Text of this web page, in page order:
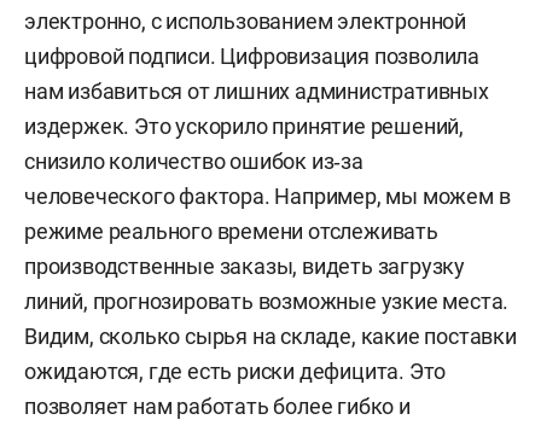
электронно, с использованием электронной
цифровой подписи. Цифровизация позволила
нам избавиться от лишних административных
издержек. Это ускорило принятие решений,
снизило количество ошибок из‑за
человеческого фактора. Например, мы можем в
режиме реального времени отслеживать
производственные заказы, видеть загрузку
линий, прогнозировать возможные узкие места.
Видим, сколько сырья на складе, какие поставки
ожидаются, где есть риски дефицита. Это
позволяет нам работать более гибко и